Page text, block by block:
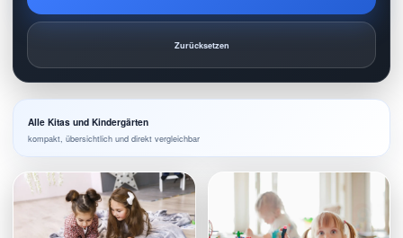
Zurücksetzen
Alle Kitas und Kindergärten
kompakt, übersichtlich und direkt vergleichbar